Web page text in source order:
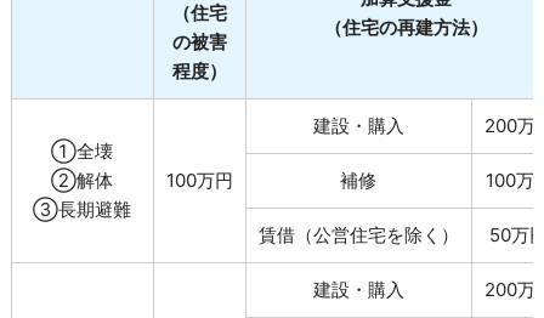
（住宅
の被害
程度）
（住宅の再建方法）
①全壊
②解体
③長期避難
100万円
建設・購入 200万
補修 100万
賃借（公営住宅を除く） 50万
建設・購入 200万